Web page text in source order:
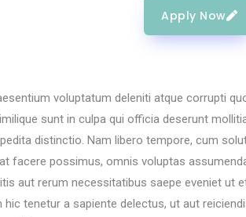
Apply Now
voluptatum deleniti atque corrupti
sunt in culpa qui officia deserunt
distinctio. Nam libero tempore, cum
facere possimus, omnis voluptas
aut rerum necessitatibus saepe eveniet ut
tenetur a sapiente delectus, ut aut